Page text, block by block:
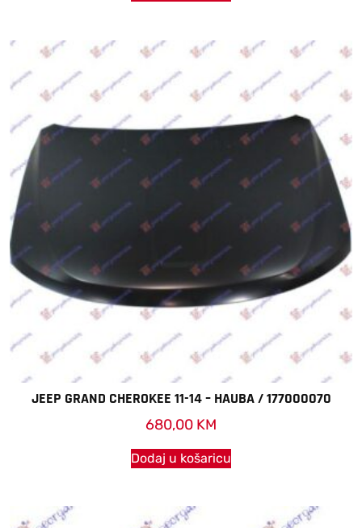
JEEP GRAND CHEROKEE 11-14 – HAUBA / 177000070
680,00 KM
Dodaj u košaricu